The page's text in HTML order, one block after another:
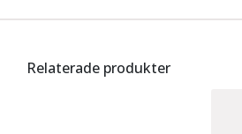
Relaterade produkter